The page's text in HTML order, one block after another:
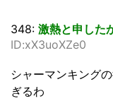
348: 激熱と申した
ID:xX3uoXZe0
シャーマンキング
ぎるわ